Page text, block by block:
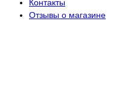
Контакты
Отзывы о магазине